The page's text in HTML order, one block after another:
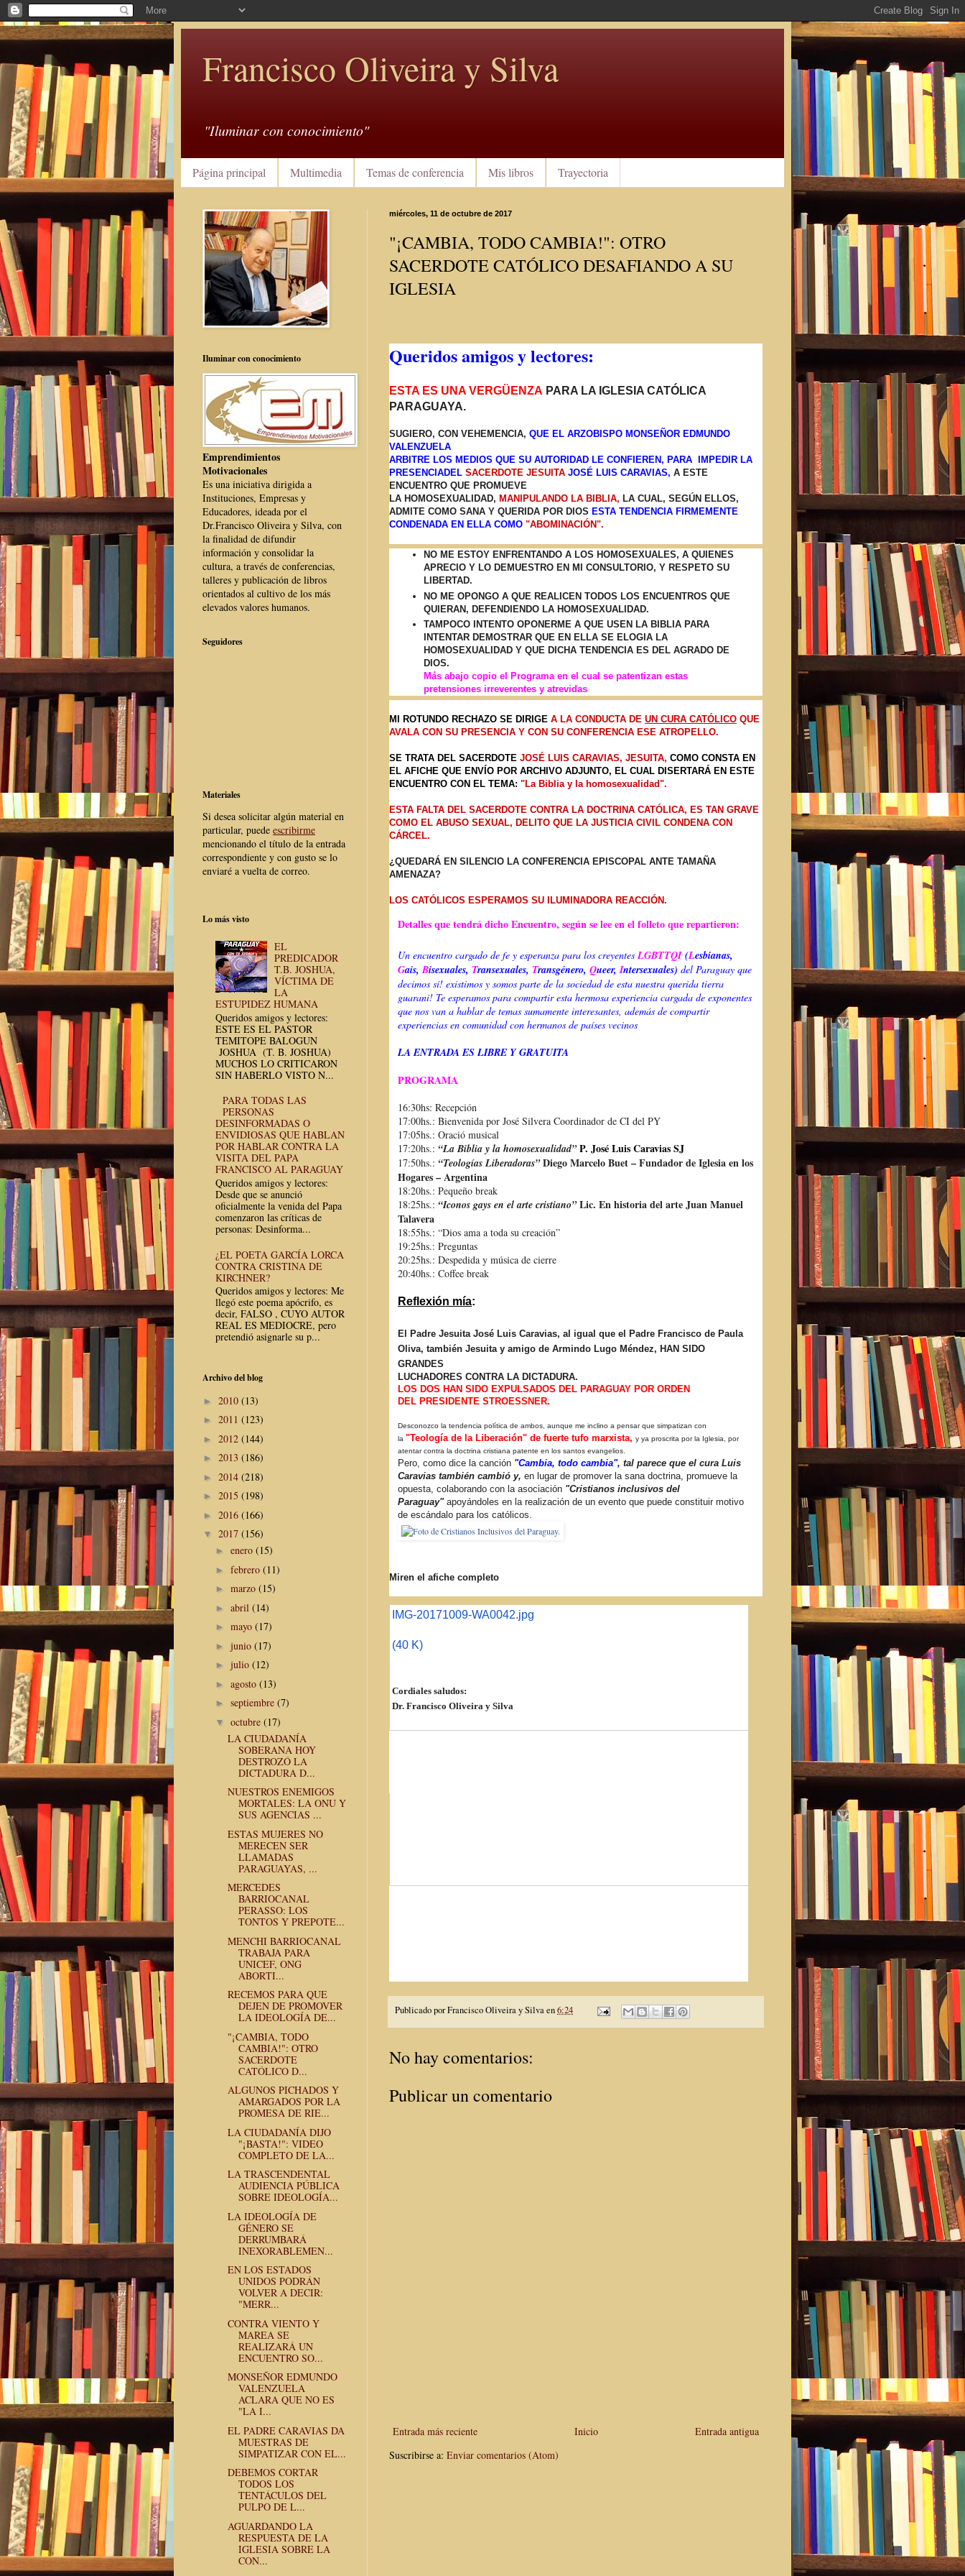
Francisco Oliveira y Silva
"Iluminar con conocimiento"
Página principal Multimedia Temas de conferencia Mis libros Trayectoria
miércoles, 11 de octubre de 2017
"¡CAMBIA, TODO CAMBIA!": OTRO
SACERDOTE CATÓLICO DESAFIANDO A SU
IGLESIA
Queridos amigos y lectores:
ESTA ES UNA VERGÜENZA PARA LA IGLESIA CATÓLICA
PARAGUAYA.
SUGIERO, CON VEHEMENCIA, QUE EL ARZOBISPO MONSEÑOR EDMUNDO
VALENZUELA
ARBITRE LOS MEDIOS QUE SU AUTORIDAD LE CONFIEREN, PARA IMPEDIR LA
PRESENCIADEL SACERDOTE JESUITA JOSÉ LUIS CARAVIAS, A ESTE
ENCUENTRO QUE PROMUEVE
LA HOMOSEXUALIDAD, MANIPULANDO LA BIBLIA, LA CUAL, SEGÚN ELLOS,
ADMITE COMO SANA Y QUERIDA POR DIOS ESTA TENDENCIA FIRMEMENTE
CONDENADA EN ELLA COMO "ABOMINACIÓN".
NO ME ESTOY ENFRENTANDO A LOS HOMOSEXUALES, A QUIENES
APRECIO Y LO DEMUESTRO EN MI CONSULTORIO, Y RESPETO SU
LIBERTAD.
NO ME OPONGO A QUE REALICEN TODOS LOS ENCUENTROS QUE
QUIERAN, DEFENDIENDO LA HOMOSEXUALIDAD.
TAMPOCO INTENTO OPONERME A QUE USEN LA BIBLIA PARA
INTENTAR DEMOSTRAR QUE EN ELLA SE ELOGIA LA
HOMOSEXUALIDAD Y QUE DICHA TENDENCIA ES DEL AGRADO DE
DIOS.
Más abajo copio el Programa en el cual se patentizan estas
pretensiones irreverentes y atrevidas
MI ROTUNDO RECHAZO SE DIRIGE A LA CONDUCTA DE UN CURA CATÓLICO QUE
AVALA CON SU PRESENCIA Y CON SU CONFERENCIA ESE ATROPELLO.
SE TRATA DEL SACERDOTE JOSÉ LUIS CARAVIAS, JESUITA, COMO CONSTA EN
EL AFICHE QUE ENVÍO POR ARCHIVO ADJUNTO, EL CUAL DISERTARÁ EN ESTE
ENCUENTRO CON EL TEMA: "La Biblia y la homosexualidad".
ESTA FALTA DEL SACERDOTE CONTRA LA DOCTRINA CATÓLICA, ES TAN GRAVE
COMO EL ABUSO SEXUAL, DELITO QUE LA JUSTICIA CIVIL CONDENA CON
CÁRCEL.
¿QUEDARÁ EN SILENCIO LA CONFERENCIA EPISCOPAL ANTE TAMAÑA
AMENAZA?
LOS CATÓLICOS ESPERAMOS SU ILUMINADORA REACCIÓN.
Detalles que tendrá dicho Encuentro, según se lee en el folleto que repartieron:
Un encuentro cargado de fe y esperanza para los creyentesLGBTTQI (Lesbianas,
Gais,Bisexuales, Transexuales, Transgénero, Queer, Intersexuales) del Paraguay que
decimos sí! existimos y somos parte de la sociedad de esta nuestra querida tierra
guarani! Te esperamos para compartir esta hermosa experiencia cargada de exponentes
que nos van a hablar de temas sumamente interesantes, además de compartir
experiencias en comunidad con hermanos de países vecinos
LA ENTRADA ES LIBRE Y GRATUITA
PROGRAMA
16:30hs: Recepción
17:00hs.: Bienvenida por José Silvera Coordinador de CI del PY
17:05hs.: Oració musical
17:20hs.: “La Biblia y la homosexualidad”P. José Luis Caravias SJ
17:50hs.: “Teologías Liberadoras”Diego Marcelo Buet – Fundador de Iglesia en los
Hogares – Argentina
18:20hs.: Pequeño break
18:25hs.: “Iconos gays en el arte cristiano”Lic. En historia del arte Juan Manuel
Talavera
18:55hs.: “Dios ama a toda su creación”
19:25hs.: Preguntas
20:25hs.: Despedida y música de cierre
20:40hs.: Coffee break
Reflexión mía:
El Padre Jesuita José Luis Caravias, al igual que el Padre Francisco de Paula
Oliva, también Jesuita y amigo de Armindo Lugo Méndez, HAN SIDO
GRANDES
LUCHADORES CONTRA LA DICTADURA.
LOS DOS HAN SIDO EXPULSADOS DEL PARAGUAY POR ORDEN
DEL PRESIDENTE STROESSNER.
Desconozco la tendencia política de ambos, aunque me inclino a pensar que simpatizan con
la "Teología de la Liberación" de fuerte tufo marxista, y ya proscrita por la Iglesia, por
atentar contra la doctrina cristiana patente en los santos evangelios.
Pero, como dice la canción "Cambia, todo cambia", tal parece que el cura Luis
Caravias también cambió y, en lugar de promover la sana doctrina, promueve la
opuesta, colaborando con la asociación "Cristianos inclusivos del
Paraguay" apoyándoles en la realización de un evento que puede constituir motivo
de escándalo para los católicos.
Miren el afiche completo
IMG-20171009-WA0042.jpg
(40 K)
Cordiales saludos:
Dr. Francisco Oliveira y Silva
Publicado porFrancisco Oliveira y Silvaen6:24
No hay comentarios:
Publicar un comentario
Entrada más reciente Entrada antigua
Inicio
Suscribirse a: Enviar comentarios (Atom)
Iluminar con conocimiento
Emprendimientos
Motivacionales
Es una iniciativa dirigida a
Instituciones, Empresas y
Educadores, ideada por el
Dr.Francisco Oliveira y Silva, con
la finalidad de difundir
información y consolidar la
cultura, a través de conferencias,
talleres y publicación de libros
orientados al cultivo de los más
elevados valores humanos.
Seguidores
Materiales
Si desea solicitar algún material en
particular, puede escribirme
mencionando el título de la entrada
correspondiente y con gusto se lo
enviaré a vuelta de correo.
Lo más visto
EL
PREDICADOR
T.B. JOSHUA,
VÍCTIMA DE
LA
ESTUPIDEZ HUMANA
Queridos amigos y lectores:
ESTE ES EL PASTOR
TEMITOPE BALOGUN
JOSHUA (T. B. JOSHUA)
MUCHOS LO CRITICARON
SIN HABERLO VISTO N...
PARA TODAS LAS
PERSONAS
DESINFORMADAS O
ENVIDIOSAS QUE HABLAN
POR HABLAR CONTRA LA
VISITA DEL PAPA
FRANCISCO AL PARAGUAY
Queridos amigos y lectores:
Desde que se anunció
oficialmente la venida del Papa
comenzaron las críticas de
personas: Desinforma...
¿EL POETA GARCÍA LORCA
CONTRA CRISTINA DE
KIRCHNER?
Queridos amigos y lectores: Me
llegó este poema apócrifo, es
decir, FALSO , CUYO AUTOR
REAL ES MEDIOCRE, pero
pretendió asignarle su p...
Archivo del blog
► 2010 (13)
► 2011 (123)
► 2012 (144)
► 2013 (186)
► 2014 (218)
► 2015 (198)
► 2016 (166)
▼ 2017 (156)
► enero (15)
► febrero (11)
► marzo (15)
► abril (14)
► mayo (17)
► junio (17)
► julio (12)
► agosto (13)
► septiembre (7)
▼ octubre (17)
LA CIUDADANÍA
SOBERANA HOY
DESTROZÓ LA
DICTADURA D...
NUESTROS ENEMIGOS
MORTALES: LA ONU Y
SUS AGENCIAS ...
ESTAS MUJERES NO
MERECEN SER
LLAMADAS
PARAGUAYAS, ...
MERCEDES
BARRIOCANAL
PERASSO: LOS
TONTOS Y PREPOTE...
MENCHI BARRIOCANAL
TRABAJA PARA
UNICEF, ONG
ABORTI...
RECEMOS PARA QUE
DEJEN DE PROMOVER
LA IDEOLOGÍA DE...
"¡CAMBIA, TODO
CAMBIA!": OTRO
SACERDOTE
CATÓLICO D...
ALGUNOS PICHADOS Y
AMARGADOS POR LA
PROMESA DE RIE...
LA CIUDADANÍA DIJO
"¡BASTA!": VIDEO
COMPLETO DE LA...
LA TRASCENDENTAL
AUDIENCIA PÚBLICA
SOBRE IDEOLOGÍA...
LA IDEOLOGÍA DE
GÉNERO SE
DERRUMBARÁ
INEXORABLEMEN...
EN LOS ESTADOS
UNIDOS PODRÁN
VOLVER A DECIR:
"MERR...
CONTRA VIENTO Y
MAREA SE
REALIZARÁ UN
ENCUENTRO SO...
MONSEÑOR EDMUNDO
VALENZUELA
ACLARA QUE NO ES
"LA I...
EL PADRE CARAVIAS DA
MUESTRAS DE
SIMPATIZAR CON EL...
DEBEMOS CORTAR
TODOS LOS
TENTÁCULOS DEL
PULPO DE L...
AGUARDANDO LA
RESPUESTA DE LA
IGLESIA SOBRE LA
CON...